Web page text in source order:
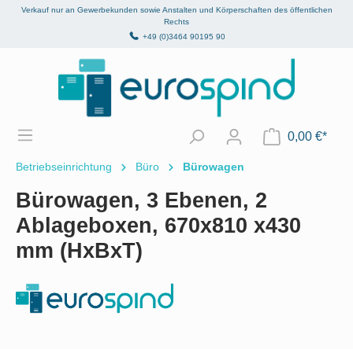
springen
Verkauf nur an Gewerbekunden sowie Anstalten und Körperschaften des öffentlichen
Rechts
+49 (0)3464 90195 90
0,00 €*
Betriebseinrichtung Büro Bürowagen
Bürowagen, 3 Ebenen, 2
Ablageboxen, 670x810 x430
mm (HxBxT)